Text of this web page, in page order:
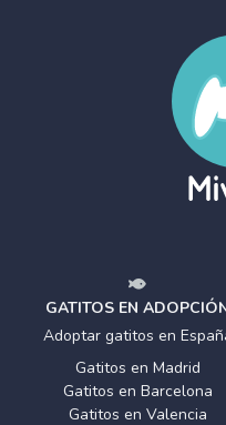
GATITOS EN
Adoptar gatitos en
Gatitos en Madrid
Gatitos en Barcelona
Gatitos en Valencia